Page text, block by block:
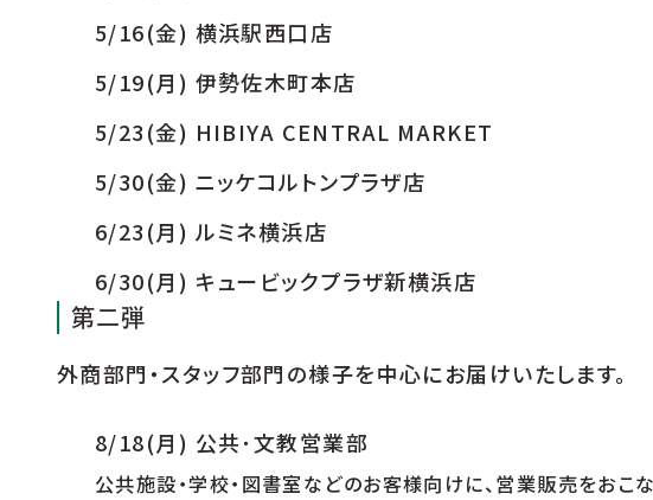
5/16(金) 横浜駅西口店
5/19(月) 伊勢佐木町本店
5/23(金) HIBIYA CENTRAL MARKET
5/30(金) ニッケコルトンプラザ店
6/23(月) ルミネ横浜店
6/30(月) キュービックプラザ新横浜店
第二弾
外商部門・スタッフ部門の様子を中心にお届けいたします。
8/18(月) 公共･文教営業部
公共施設・学校・図書室などのお客様向けに、営業販売をおこ